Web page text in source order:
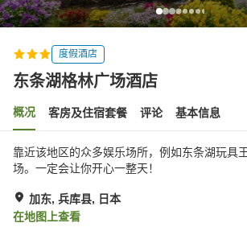
度假酒店
东条湖格林广场酒店
概况 客房及住宿套餐 评论 基本信息
靠近该地区的众多娱乐场所，例如东条湖玩具
场。一定会让你开心一整天！
加东, 兵库县, 日本
在地图上查看